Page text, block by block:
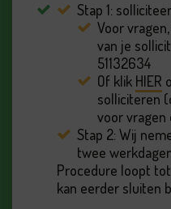
Stap 1:
Voor
van je
51132634
Of klik HIER
solliciteren
voor vragen
Stap 2: Wij
twee
Procedure loopt tot
kan eerder sluiten